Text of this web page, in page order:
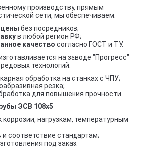
производству, прямым
сети, мы обеспечиваем:
цены без посредников;
в любой регион РФ;
качество согласно ГОСТ и ТУ.
на заводе "Прогресс"
технологий:
обработка на станках с ЧПУ;
резка;
для повышения прочности.
ЭСВ 108х5
коррозии, нагрузкам, температурным
и соответствие стандартам;
под заказ.